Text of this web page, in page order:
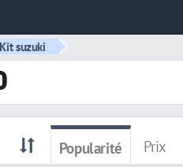
Kit suzuki
Popularité Prix